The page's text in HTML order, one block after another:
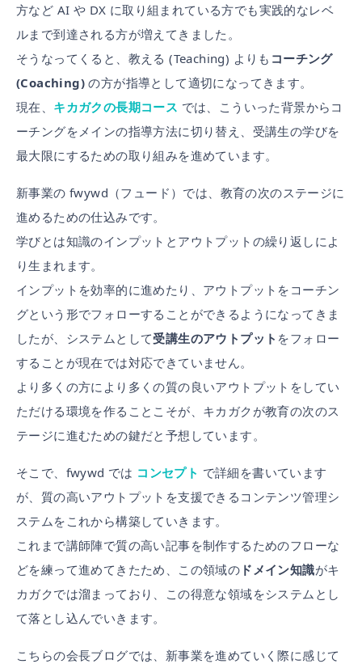
方など AI や DX に取り組まれている方でも実践的なレベ
ルまで到達される方が増えてきました。
そうなってくると、教える (Teaching) よりも コーチング
(Coaching) の方が指導として適切になってきます。
現在、 キカガクの長期コース では、こういった背景からコ
ーチングをメインの指導方法に切り替え、受講生の学びを
最大限にするための取り組みを進めています。
新事業の fwywd（フュード）では、教育の次のステージに
進めるための仕込みです。
学びとは知識のインプットとアウトプットの繰り返しによ
り生まれます。
インプットを効率的に進めたり、アウトプットをコーチン
グという形でフォローすることができるようになってきま
したが、システムとして受講生のアウトプット をフォロー
することが現在では対応できていません。
より多くの方により多くの質の良いアウトプットをしてい
ただける環境を作ることこそが、キカガクが教育の次のス
テージに進むための鍵だと予想しています。
そこで、fwywd では コンセプト で詳細を書いています
が、質の高いアウトプットを支援できるコンテンツ管理シ
ステムをこれから構築していきます。
これまで講師陣で質の高い記事を制作するためのフローな
どを練って進めてきたため、この領域の ドメイン知識がキ
カガクでは溜まっており、この得意な領域をシステムとし
て落とし込んでいきます。
こちらの会長ブログでは、新事業を進めていく際に感じて